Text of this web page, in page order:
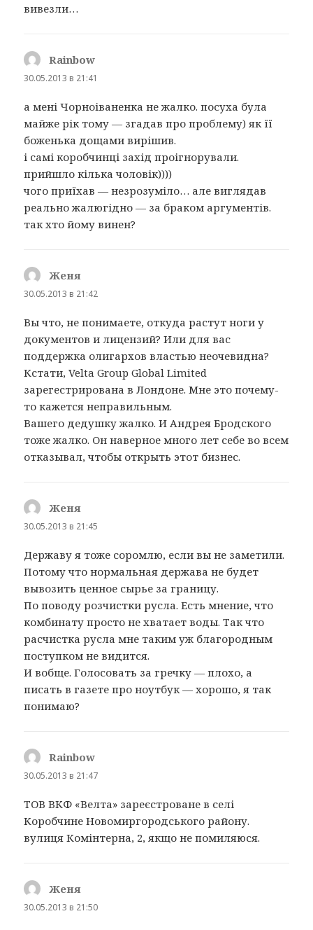
вивезли…
Rainbow
30.05.2013 в 21:41
а мені Чорноіваненка не жалко. посуха була
майже рік тому — згадав про проблему) як її
боженька дощами вирішив.
і самі коробчинці захід проігнорували.
прийшло кілька чоловік))))
чого приїхав — незрозуміло… але виглядав
реально жалюгідно — за браком аргументів.
так хто йому винен?
Женя
30.05.2013 в 21:42
Вы что, не понимаете, откуда растут ноги у
документов и лицензий? Или для вас
поддержка олигархов властью неочевидна?
Кстати, Velta Group Global Limited
зарегестрирована в Лондоне. Мне это почему-
то кажется неправильным.
Вашего дедушку жалко. И Андрея Бродского
тоже жалко. Он наверное много лет себе во всем
отказывал, чтобы открыть этот бизнес.
Женя
30.05.2013 в 21:45
Державу я тоже соромлю, если вы не заметили.
Потому что нормальная держава не будет
вывозить ценное сырье за границу.
По поводу розчистки русла. Есть мнение, что
комбинату просто не хватает воды. Так что
расчистка русла мне таким уж благородным
поступком не видится.
И вобще. Голосовать за гречку — плохо, а
писать в газете про ноутбук — хорошо, я так
понимаю?
Rainbow
30.05.2013 в 21:47
ТОВ ВКФ «Велта» зареєстроване в селі
Коробчине Новомиргородського району.
вулиця Комінтерна, 2, якщо не помиляюся.
Женя
30.05.2013 в 21:50